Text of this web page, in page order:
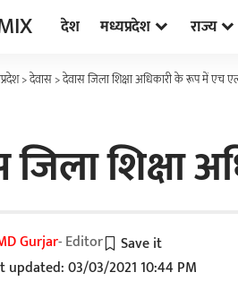
देश मध्यप्रदेश राज्य
>देवास>देवास जिला शिक्षा अधिकारी के रूप में एच
जिला शिक्षा
updated: 03/03/2021 10:44 PM
Gurjar- Editor